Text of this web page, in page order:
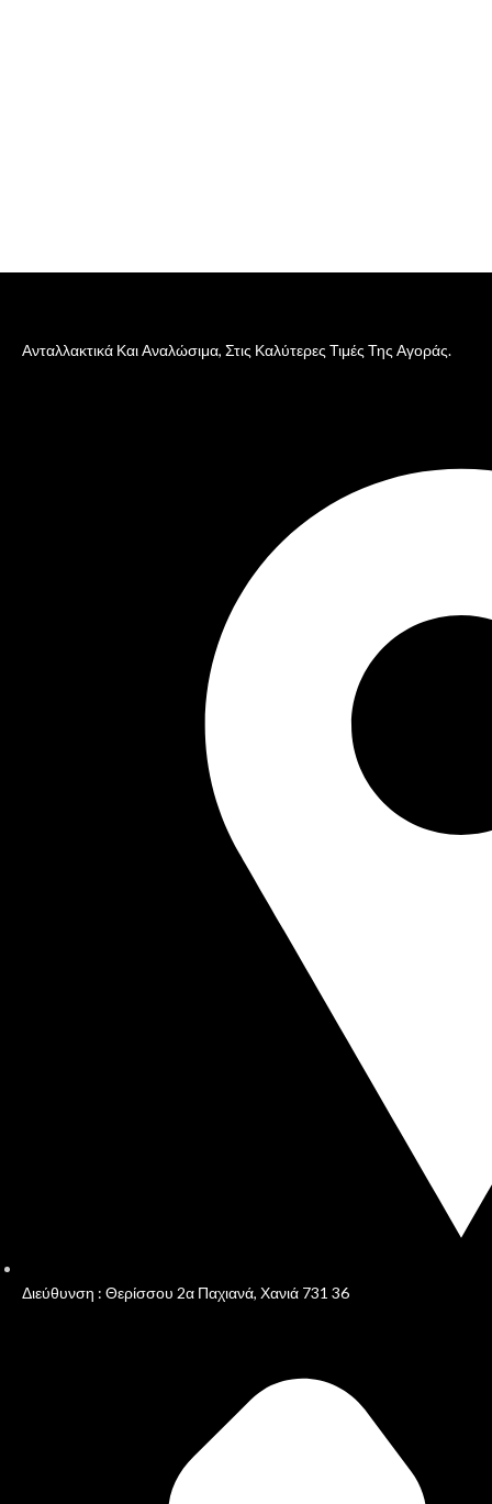
Ανταλλακτικά Και Αναλώσιμα, Στις Καλύτερες Τιμές Της Αγοράς.
Διεύθυνση : Θερίσσου 2α Παχιανά, Χανιά 731 36